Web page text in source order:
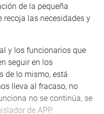
de la pequeña
recoja las necesidades y
y los funcionarios que
seguir en los
de lo mismo, está
lleva al fracaso, no
no se continúa, se
de APP.